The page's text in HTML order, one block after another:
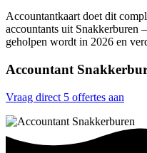
Accountantkaart doet dit
accountants uit Snakkerburen –
geholpen wordt in 2026 en
Accountant
Vraag direct 5 offertes aan